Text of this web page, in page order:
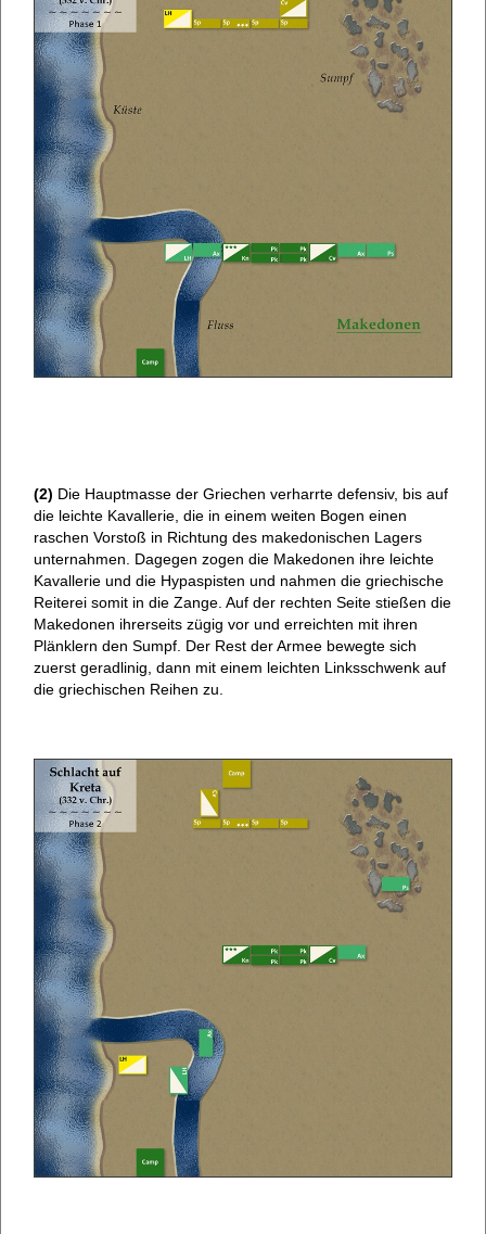
(2) Die Hauptmasse der Griechen verharrte defensiv, bis auf
die leichte Kavallerie, die in einem weiten Bogen einen
raschen Vorstoß in Richtung des makedonischen Lagers
unternahmen. Dagegen zogen die Makedonen ihre leichte
Kavallerie und die Hypaspisten und nahmen die griechische
Reiterei somit in die Zange. Auf der rechten Seite stießen die
Makedonen ihrerseits zügig vor und erreichten mit ihren
Plänklern den Sumpf. Der Rest der Armee bewegte sich
zuerst geradlinig, dann mit einem leichten Linksschwenk auf
die griechischen Reihen zu.